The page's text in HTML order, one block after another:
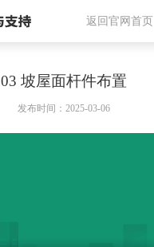
返回官网首页
03 坡屋面杆件布置
发布时间：2025-03-06